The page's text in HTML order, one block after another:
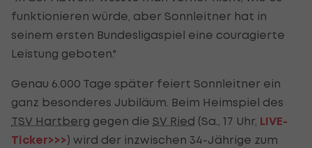
funktionieren würde, aber Sonnleitner hat in
seinem ersten Bundesligaspiel eine couragierte
Leistung geboten."
Genau 6.000 Tage später feiert Sonnleitner ein
ganz besonderes Jubiläum. Beim Heimspiel des
TSV Hartberg gegen die SV Ried (Sa., 17 Uhr, LIVE-
Ticker>>>) wird der inzwischen 34-Jährige zum